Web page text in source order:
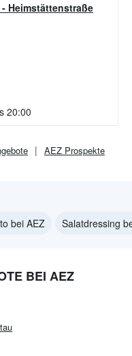
- Heimstättenstraße
20:00
AEZ Prospekte
bei AEZ Salatdressing
BEI AEZ